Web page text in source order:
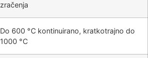
zračenja
Do 600 °C kontinuirano, kratkotrajno do
1000 °C